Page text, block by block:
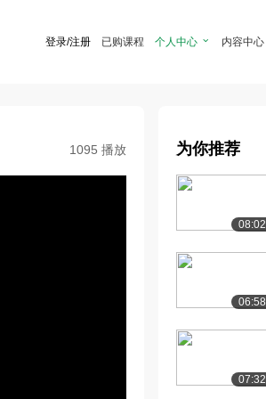
登录/注册 已购课程 个人中心  内容中心
1095 播放 为你推荐
08:02
06:58
07:32